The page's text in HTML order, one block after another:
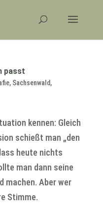
passt
, Sachsenwald,
kennen: Gleich
schießt man „den
heute nichts
man dann seine
machen. Aber wer
Stimme.